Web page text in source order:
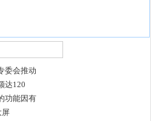
委会推动
达120
功能因有
屏